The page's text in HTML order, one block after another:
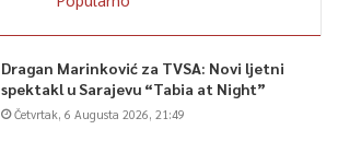
Dragan Marinković za TVSA: Novi ljetni
spektakl u Sarajevu “Tabia at Night”
Četvrtak, 6 Augusta 2026, 21:49